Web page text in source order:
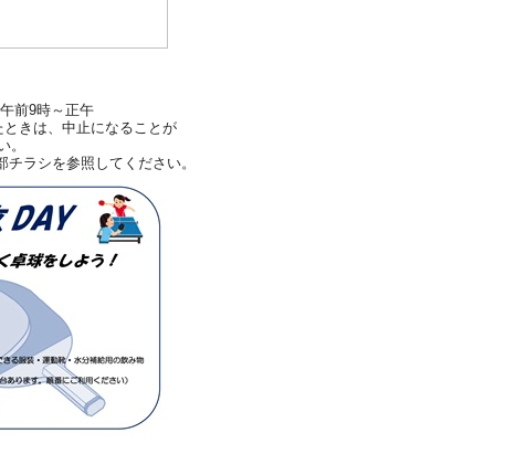
前9時～正午
きは、中止になることが
ラシを参照してください。